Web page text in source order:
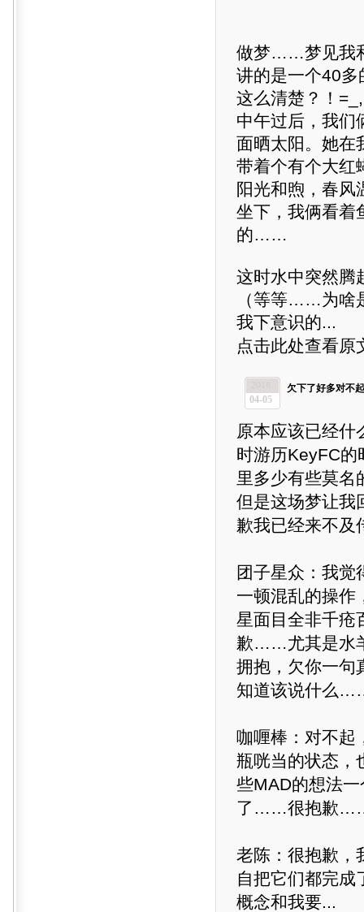
做梦……梦见我
讲的是一个40多
这么清楚？！
中午过后，我们
面晒太阳。她在
带着个有个大红
阳光和煦，春风
坐下，我俩看着
的……
这时水中突然
（等等……为啥
我下意识的...
点击此处查看原
04-05
欠下了好多对
原本应该已经什
时游历KeyFC的
里多少有些莫
但是这场梦让
歉我已经来不
团子星众：我觉
一顿混乱的操作
星面目全非千疮
歉……尤其是水
拥抱，欠你一
知道该说什么
咖喱棒：对不起
瓶咣当的状态，
些MAD的想法
了……很抱歉
老陈：很抱歉，
自把它们都完成
概念和我要...